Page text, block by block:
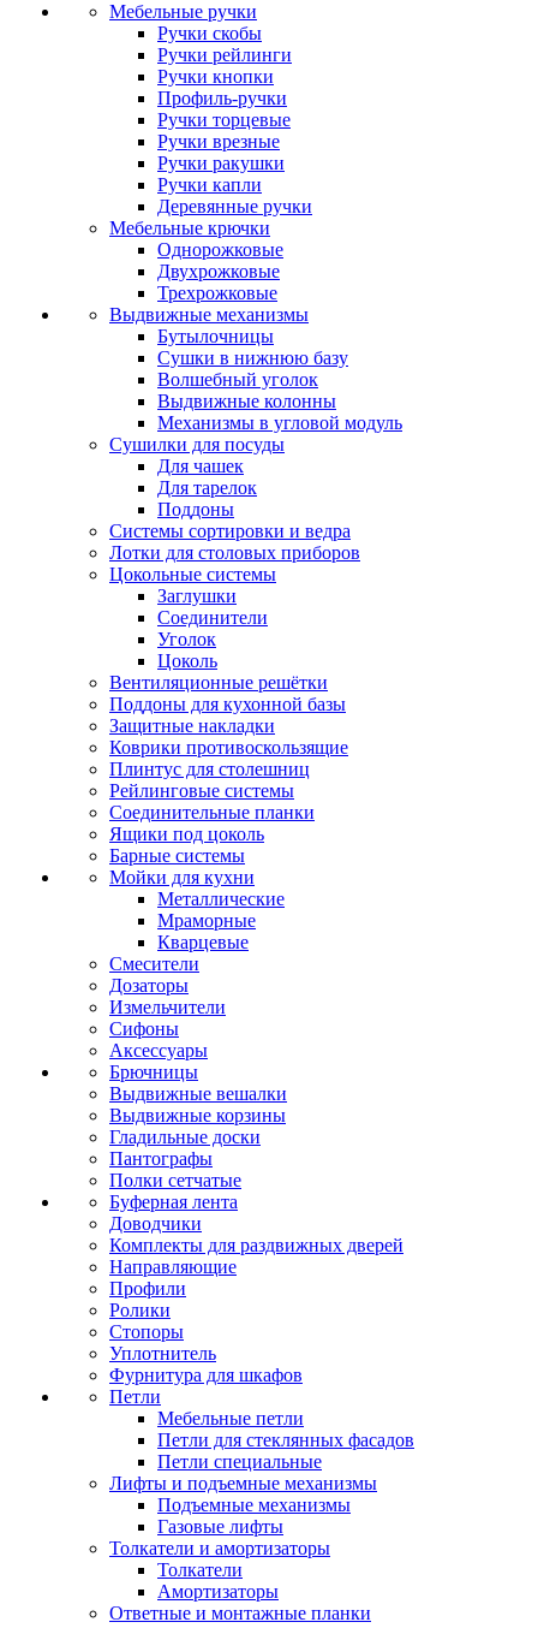
Мебельные ручки
Ручки скобы
Ручки рейлинги
Ручки кнопки
Профиль-ручки
Ручки торцевые
Ручки врезные
Ручки ракушки
Ручки капли
Деревянные ручки
Мебельные крючки
Однорожковые
Двухрожковые
Трехрожковые
Выдвижные механизмы
Бутылочницы
Сушки в нижнюю базу
Волшебный уголок
Выдвижные колонны
Механизмы в угловой модуль
Сушилки для посуды
Для чашек
Для тарелок
Поддоны
Системы сортировки и ведра
Лотки для столовых приборов
Цокольные системы
Заглушки
Соединители
Уголок
Цоколь
Вентиляционные решётки
Поддоны для кухонной базы
Защитные накладки
Коврики противоскользящие
Плинтус для столешниц
Рейлинговые системы
Соединительные планки
Ящики под цоколь
Барные системы
Мойки для кухни
Металлические
Мраморные
Кварцевые
Смесители
Дозаторы
Измельчители
Сифоны
Аксессуары
Брючницы
Выдвижные вешалки
Выдвижные корзины
Гладильные доски
Пантографы
Полки сетчатые
Буферная лента
Доводчики
Комплекты для раздвижных дверей
Направляющие
Профили
Ролики
Стопоры
Уплотнитель
Фурнитура для шкафов
Петли
Мебельные петли
Петли для стеклянных фасадов
Петли специальные
Лифты и подъемные механизмы
Подъемные механизмы
Газовые лифты
Толкатели и амортизаторы
Толкатели
Амортизаторы
Ответные и монтажные планки